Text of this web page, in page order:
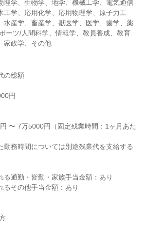
理学、生物学、地学、機械工学、電気通信
工学、応用化学、応用物理学、原子力工
水産学、畜産学、獣医学、医学、歯学、薬
ーツ/人間科学、情報学、教員養成、教育
家政学、その他
の総額
円
〜 7万5000円（固定残業時間：1ヶ月あた
勤務時間については別途残業代を支給する
る通勤・皆勤・家族手当金額：あり
るその他手当金額：あり